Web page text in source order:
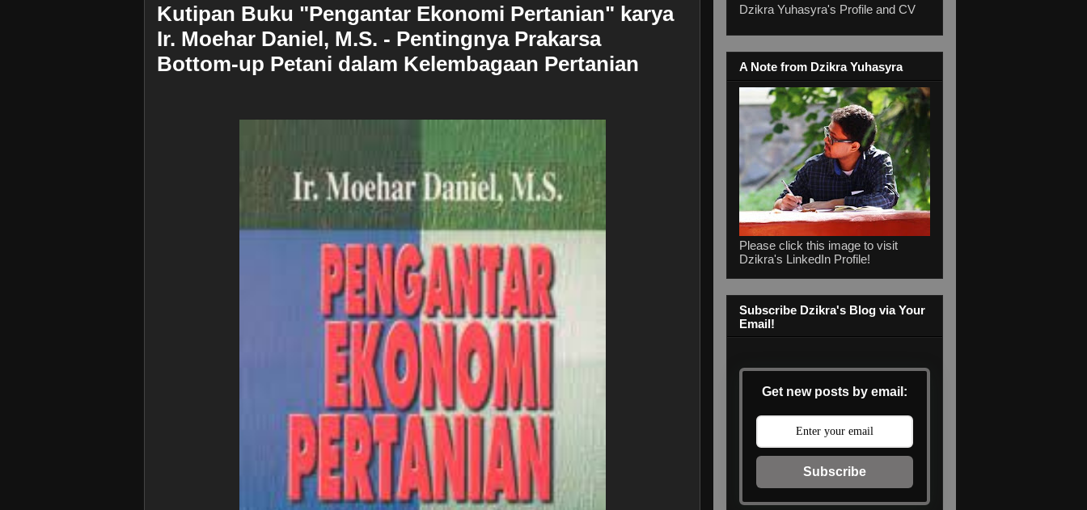
Kutipan Buku "Pengantar Ekonomi Pertanian" karya
Ir. Moehar Daniel, M.S. - Pentingnya Prakarsa
Bottom-up Petani dalam Kelembagaan Pertanian
Dzikra Yuhasyra's Profile and CV
A Note from Dzikra Yuhasyra
Please click this image to visit
Dzikra's LinkedIn Profile!
Subscribe Dzikra's Blog via Your
Email!
Get new posts by email:
Subscribe